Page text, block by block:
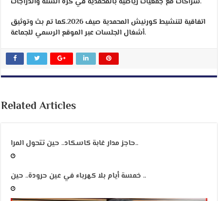
اتفاقية لتنشيط كورنيش المحمدية صيف 2026.كما تم بث وتوثيق
أشغال الجلسات عبر الموقع الرسمي للجماعة.
Related Articles
حاجز مدار غابة كاسكاد.. حين تتحول المرا..
خمسة أيام بلا كهرباء في عين حرودة.. حين ..